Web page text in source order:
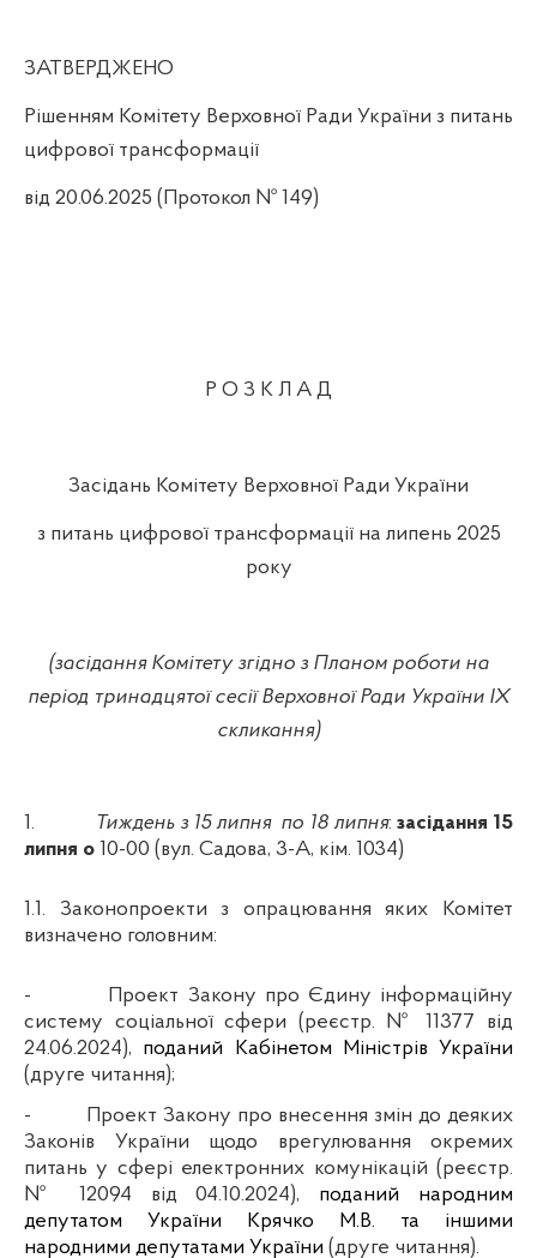
ЗАТВЕРДЖЕНО
Рішенням Комітету Верховної Ради України з питань
цифрової трансформації
від 20.06.2025 (Протокол № 149)
Р О З К Л А Д
Засідань Комітету Верховної Ради України
з питань цифрової трансформації на липень 2025
року
(засідання Комітету згідно з Планом роботи на
період тринадцятої сесії Верховної Ради України ІХ
скликання)
1. Тиждень з 15 липня по 18 липня: засідання 15
липня о 10-00 (вул. Садова, 3-А, кім. 1034)
1.1. Законопроекти з опрацювання яких Комітет
визначено головним:
-
Проект Закону про Єдину інформаційну
систему соціальної сфери (реєстр. №
11377 від
24.06.2024), поданий Кабінетом Міністрів України
(друге читання);
-
Проект Закону про внесення змін до деяких
Законів України щодо врегулювання окремих
питань у сфері електронних комунікацій (реєстр.
№
12094 від 04.10.2024), поданий народним
депутатом України Крячко М.В. та іншими
народними депутатами України (друге читання).